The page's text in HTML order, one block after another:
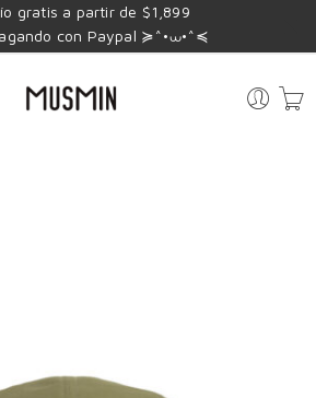
gratis a partir de $1,899
con Paypal ≽^•⩊•^≼